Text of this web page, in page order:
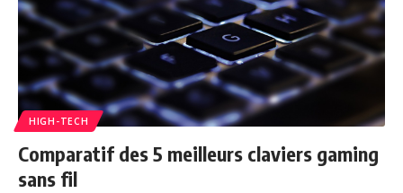
HIGH-TECH
Comparatif des 5 meilleurs claviers gaming
sans fil